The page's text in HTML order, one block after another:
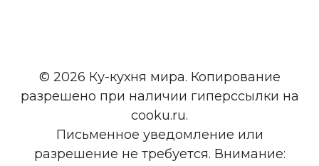
© 2026 Ку-кухня мира. Копирование
разрешено при наличии гиперссылки на
cooku.ru.
Письменное уведомление или
разрешение не требуется. Внимание: